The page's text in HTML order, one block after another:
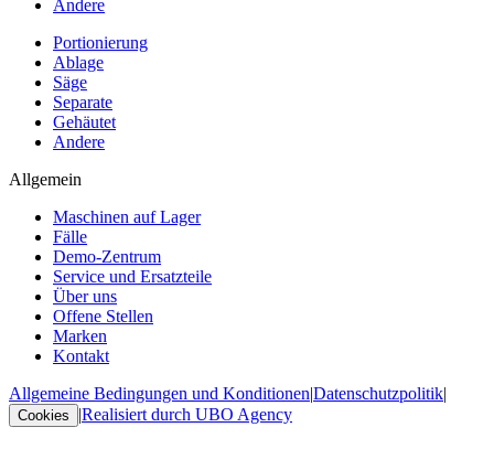
Andere
Portionierung
Ablage
Säge
Separate
Gehäutet
Andere
Allgemein
Maschinen auf Lager
Fälle
Demo-Zentrum
Service und Ersatzteile
Über uns
Offene Stellen
Marken
Kontakt
Allgemeine Bedingungen und Konditionen|Datenschutzpolitik|
Cookies |Realisiert durch UBO Agency